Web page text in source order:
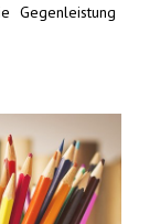
Gegenleistung